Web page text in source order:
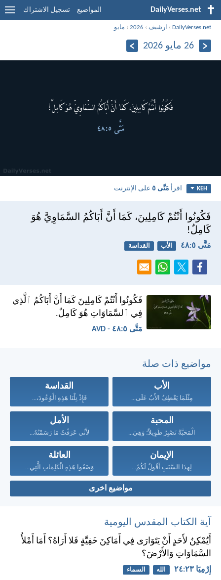
DailyVerses.net المواضيع تسجيل الاشتراك
DailyVerses.net
› ارشيف ›
2026
› مايو
26 مايو 2026
KEH اقرأ مَتَّى ٥ على الإنترنت
فَكُونُوا أَنْتُمْ كَامِلِينَ، كَمَا أَنَّ أَبَاكُمُ السَّمَاوِيَّ هُوَ
كَامِلٌ!
مَتَّى ٥:‏٤٨ الأب القداسة
فَكُونُوا أَنْتُمْ كَامِلِينَ كَمَا أَنَّ أَبَاكُمُ ٱلَّذِي
فِي ٱلسَّمَاوَاتِ هُوَ كَامِلٌ.
مَتَّى ٥:‏٤٨ - AVD
مواضيع ذات صلة
الأب
مِثْلَمَا يَعْطِفُ الأَبُ عَلَى...
القداسة
فَإِذْ نِلْنَا هَذِهِ الْوُعُودَ،...
المحبة
الْمَحَبَّةُ تَصْبِرُ طَوِيلاً؛ وَهِيَ...
الأمل
لأَنِّي عَرَفْتُ مَا رَسَمْتُهُ...
الإيمان
لِهذَا السَّبَبِ أَقُولُ لَكُمْ...
العائلة
وَضَعُوا هَذِهِ الْكَلِمَاتِ الَّتِي...
مواضيع اخرى
آية الكتاب المقدس اليومية
أَيُمْكِنُ لأَحَدٍ أَنْ يَتَوَارَى فِي أَمَاكِنَ خَفِيَّةٍ فَلا أَرَاهُ؟ أَمَا أَمْلأُ
السَّمَاوَاتِ وَالأَرْضَ؟
إِرْمِيَا ٢٣:‏٢٤ الله السماء